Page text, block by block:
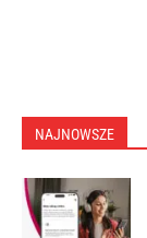
NAJNOWSZE